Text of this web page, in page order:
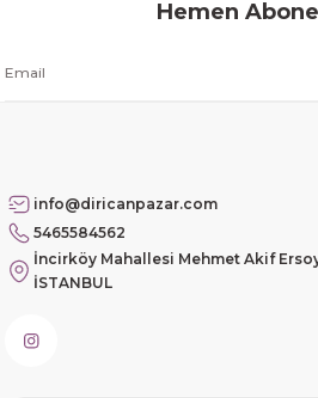
Hemen
info@diricanpazar.com
5465584562
İncirköy Mahallesi Mehmet Akif
İSTANBUL